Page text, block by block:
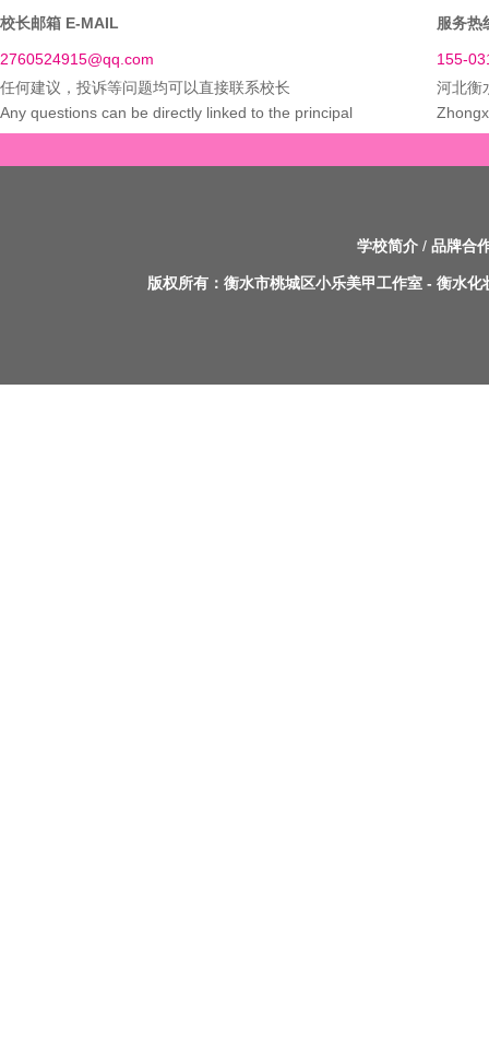
校长邮箱 E-MAIL 服务热
2760524915@qq.com
155-
任何建议，投诉等问题均可以直接联系校长
河北衡
Any questions can be directly linked to the principal
学校简介 / 品牌合
版权所有： 衡水市桃城区小乐美甲工作室- 衡水化